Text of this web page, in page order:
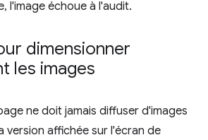
l'image échoue à l'audit.
dimensionner
les images
ne doit jamais diffuser d'images
version affichée sur l'écran de